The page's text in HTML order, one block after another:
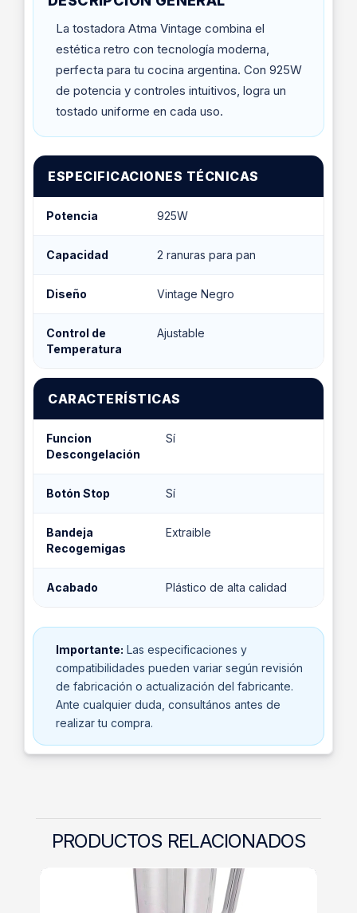
La tostadora Atma Vintage combina el
estética retro con tecnología moderna,
perfecta para tu cocina argentina. Con 925W
de potencia y controles intuitivos, logra un
tostado uniforme en cada uso.
ESPECIFICACIONES TÉCNICAS
Potencia 925W
Capacidad 2 ranuras para pan
Diseño Vintage Negro
Control de
Temperatura
Ajustable
CARACTERÍSTICAS
Funcion
Descongelación
Sí
Botón Stop Sí
Bandeja
Recogemigas
Extraible
Acabado Plástico de alta calidad
Importante: Las especificaciones y
compatibilidades pueden variar según revisión
de fabricación o actualización del fabricante.
Ante cualquier duda, consultános antes de
realizar tu compra.
PRODUCTOS RELACIONADOS